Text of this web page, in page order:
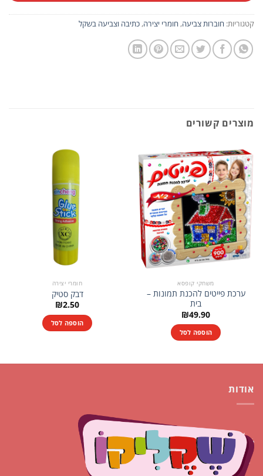
קטגוריות: חוברות צביעה, חומרי יצירה, כתיבה וצביעה בשקל
מוצרים קשורים
משחקי קופסא
ערכת פייטים להכנת תמונות –
בית
₪49.90
הוספה לסל
חומרי יצירה
דבק סטיק
₪2.50
הוספה לסל
אודות